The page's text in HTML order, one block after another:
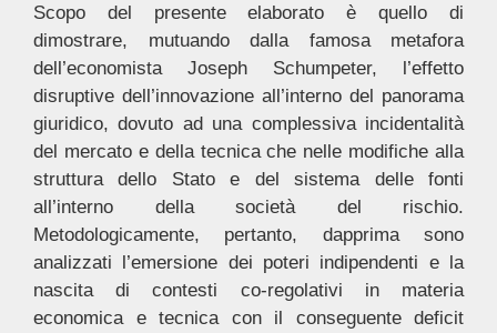
Scopo del presente elaborato è quello di
dimostrare, mutuando dalla famosa metafora
dell’economista Joseph Schumpeter, l’effetto
disruptive dell’innovazione all’interno del panorama
giuridico, dovuto ad una complessiva incidentalità
del mercato e della tecnica che nelle modifiche alla
struttura dello Stato e del sistema delle fonti
all’interno della società del rischio.
Metodologicamente, pertanto, dapprima sono
analizzati l’emersione dei poteri indipendenti e la
nascita di contesti co-regolativi in materia
economica e tecnica con il conseguente deficit